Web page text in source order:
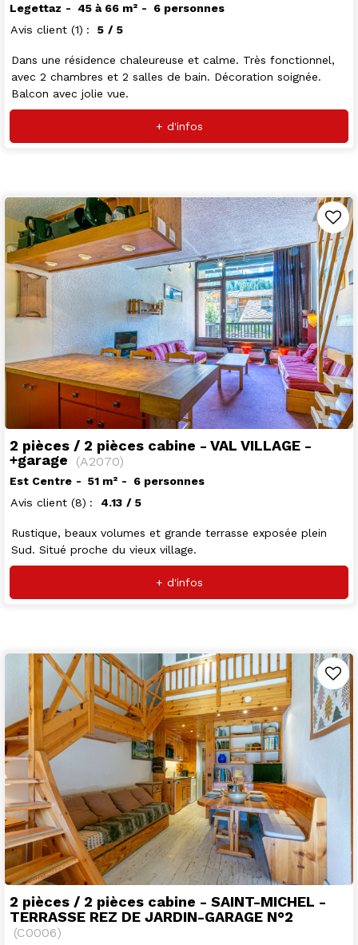
Legettaz 45 à 66 m²
6 personnes
Avis client (1) 5 / 5
Dans une résidence chaleureuse et calme. Très fonctionnel,
avec 2 chambres et 2 salles de bain. Décoration soignée.
Balcon avec jolie vue.
+ d'infos
2 pièces / 2 pièces cabine - VAL VILLAGE -
+garage
(A2070)
Est Centre 51 m²
6 personnes
Avis client (8) 4.13 / 5
Rustique, beaux volumes et grande terrasse exposée plein
Sud. Situé proche du vieux village.
+ d'infos
2 pièces / 2 pièces cabine - SAINT-MICHEL -
TERRASSE REZ DE JARDIN-GARAGE N°2
(C0006)